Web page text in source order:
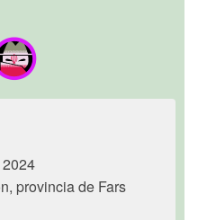
provincia de Fars